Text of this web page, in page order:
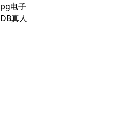
pg电子
DB真人